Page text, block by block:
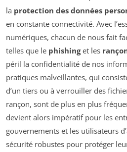
la protection des données
en constante connectivité. Avec
numériques, chacun de nous fait
telles que le phishinget les
péril la confidentialité de nos
pratiques malveillantes, qui
d’un tiers ou à verrouiller des
rançon, sont de plus en plus
devient alors impératif pour les
gouvernements et les utilisateurs
sécurité robustes pour protéger